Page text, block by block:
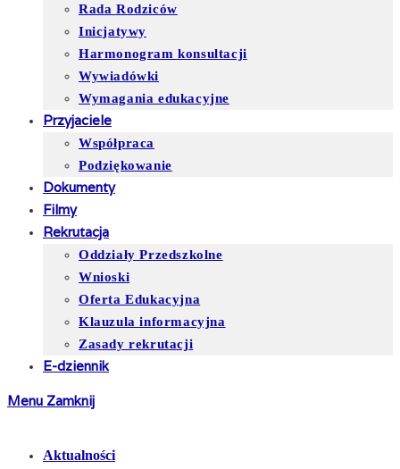
Rada Rodziców
Inicjatywy
Harmonogram konsultacji
Wywiadówki
Wymagania edukacyjne
Przyjaciele
Współpraca
Podziękowanie
Dokumenty
Filmy
Rekrutacja
Oddziały Przedszkolne
Wnioski
Oferta Edukacyjna
Klauzula informacyjna
Zasady rekrutacji
E-dziennik
Menu Zamknij
Aktualności